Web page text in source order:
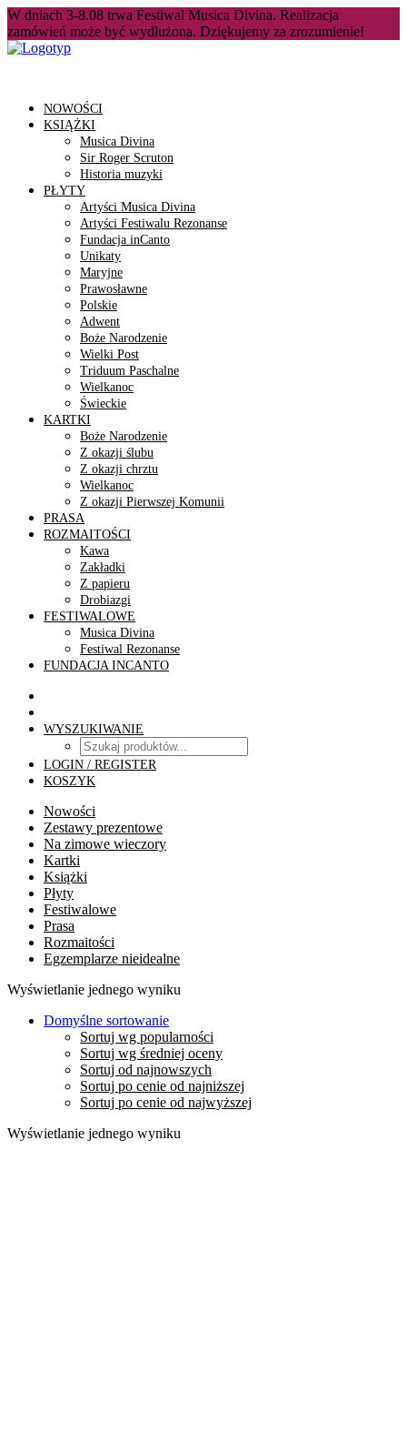
W dniach 3-8.08 trwa Festiwal Musica Divina. Realizacja
zamówień może być wydłużona. Dziękujemy za zrozumienie!
NOWOŚCI
KSIĄŻKI
Musica Divina
Sir Roger Scruton
Historia muzyki
PŁYTY
Artyści Musica Divina
Artyści Festiwalu Rezonanse
Fundacja inCanto
Unikaty
Maryjne
Prawosławne
Polskie
Adwent
Boże Narodzenie
Wielki Post
Triduum Paschalne
Wielkanoc
Świeckie
KARTKI
Boże Narodzenie
Z okazji ślubu
Z okazji chrztu
Wielkanoc
Z okazji Pierwszej Komunii
PRASA
ROZMAITOŚCI
Kawa
Zakładki
Z papieru
Drobiazgi
FESTIWALOWE
Musica Divina
Festiwal Rezonanse
FUNDACJA INCANTO
WYSZUKIWANIE
LOGIN / REGISTER
KOSZYK
Nowości
Zestawy prezentowe
Na zimowe wieczory
Kartki
Książki
Płyty
Festiwalowe
Prasa
Rozmaitości
Egzemplarze nieidealne
Wyświetlanie jednego wyniku
Domyślne sortowanie
Sortuj wg popularności
Sortuj wg średniej oceny
Sortuj od najnowszych
Sortuj po cenie od najniższej
Sortuj po cenie od najwyższej
Wyświetlanie jednego wyniku